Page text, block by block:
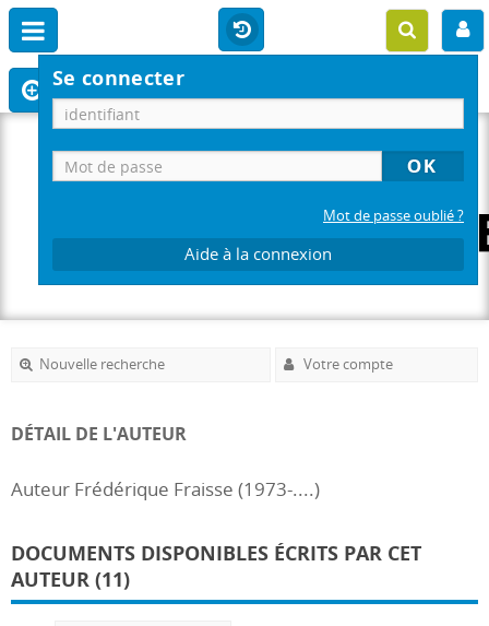
Se connecter
Mot de passe oublié ?
Aide à la connexion
Nouvelle recherche Votre compte
DÉTAIL DE L'AUTEUR
Auteur Frédérique Fraisse (1973-....)
DOCUMENTS DISPONIBLES ÉCRITS PAR CET
AUTEUR (11)